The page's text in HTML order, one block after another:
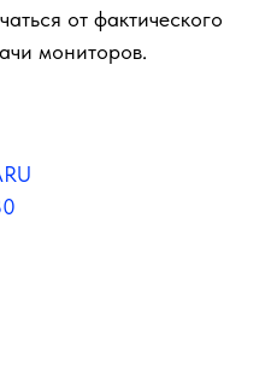
от фактического
мониторов.